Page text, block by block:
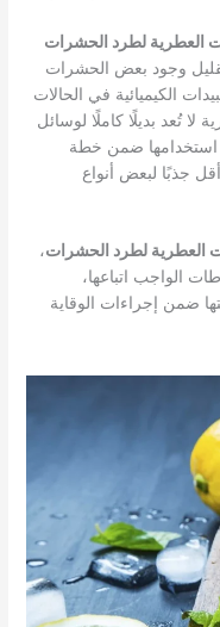
العطرية لطرد الحشرات
تقليل وجود بعض الحشرات
الكيميائية في الحالات
تُعد بديلًا كاملًا لوسائل
استخدامها ضمن خطة
جذبًا لبعض أنواع
العطرية لطرد الحشرات،
الواجب اتباعها،
ضمن إجراءات الوقاية